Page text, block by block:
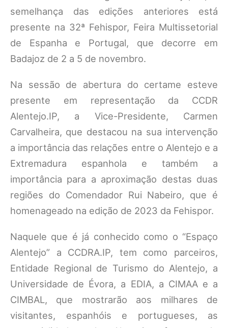
semelhança das edições anteriores está
presente na 32ª Fehispor, Feira Multissetorial
de Espanha e Portugal, que decorre em
Badajoz de 2 a 5 de novembro.
Na sessão de abertura do certame esteve
presente em representação da CCDR
Alentejo.IP, a Vice-Presidente, Carmen
Carvalheira, que destacou na sua intervenção
a importância das relações entre o Alentejo e a
Extremadura espanhola e também a
importância para a aproximação destas duas
regiões do Comendador Rui Nabeiro, que é
homenageado na edição de 2023 da Fehispor.
Naquele que é já conhecido como o “Espaço
Alentejo” a CCDRA.IP, tem como parceiros,
Entidade Regional de Turismo do Alentejo, a
Universidade de Évora, a EDIA, a CIMAA e a
CIMBAL, que mostrarão aos milhares de
visitantes, espanhóis e portugueses, as